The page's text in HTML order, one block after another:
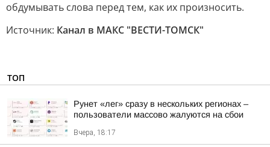
обдумывать слова перед тем, как их произносить.
Источник: Канал в МАКС "ВЕСТИ-ТОМСК"
ТОП
Рунет «лег» сразу в нескольких регионах –
пользователи массово жалуются на сбои
Вчера, 18:17